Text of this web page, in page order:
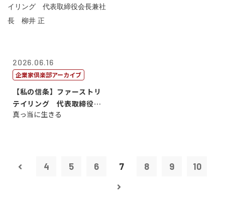
2026.06.16
企業家倶楽部アーカイブ
【私の信条】ファーストリ
テイリング 代表取締役会
長兼社長 柳...
真っ当に生きる
4 5 6 7 8 9 10